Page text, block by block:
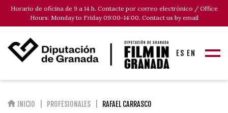
Horario de oficina de 9 a 14 h. Contacte por correo electrónico / Office
Hours: Monday to Friday 09:00-14:00. Contact us by email
ES EN
INICIO PROFESIONALES RAFAEL CARRASCO